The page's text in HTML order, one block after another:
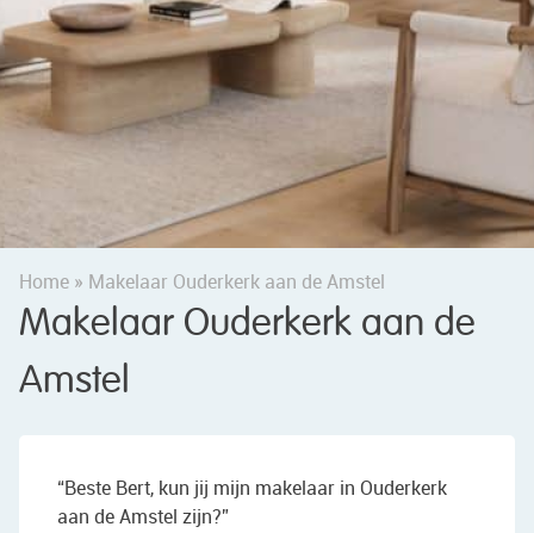
Home » Makelaar Ouderkerk aan de Amstel
Makelaar Ouderkerk aan de
Amstel
“Beste Bert, kun jij mijn makelaar in Ouderkerk
aan de Amstel zijn?”